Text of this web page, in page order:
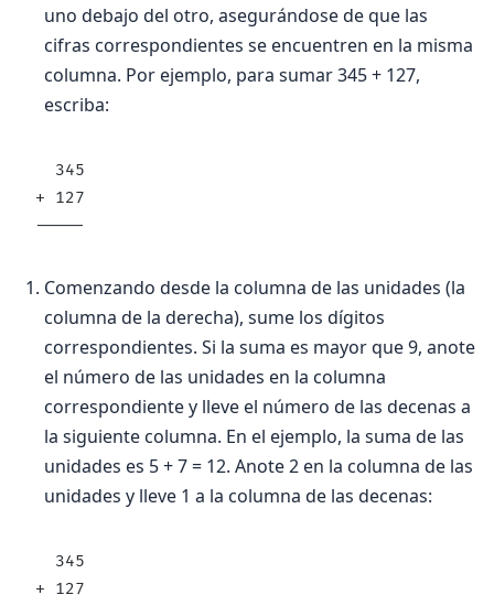
uno debajo del otro, asegurándose de que las
cifras correspondientes se encuentren en la misma
columna. Por ejemplo, para sumar 345 + 127,
escriba:
  345
+ 127
-----
Comenzando desde la columna de las unidades (la
columna de la derecha), sume los dígitos
correspondientes. Si la suma es mayor que 9, anote
el número de las unidades en la columna
correspondiente y lleve el número de las decenas a
la siguiente columna. En el ejemplo, la suma de las
unidades es 5 + 7 = 12. Anote 2 en la columna de las
unidades y lleve 1 a la columna de las decenas:
  345
+ 127